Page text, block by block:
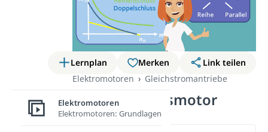
Lernplan Merken
Link teilen
Elektromotoren
Gleichstromantriebe
Doppelschlussmotor
Elektromotoren
Elektromotoren: Grundlagen